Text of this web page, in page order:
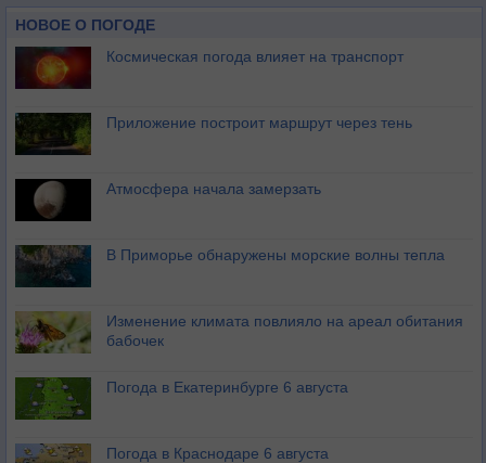
НОВОЕ О ПОГОДЕ
Космическая погода влияет на транспорт
Приложение построит маршрут через тень
Атмосфера начала замерзать
В Приморье обнаружены морские волны тепла
Изменение климата повлияло на ареал обитания
бабочек
Погода в Екатеринбурге 6 августа
Погода в Краснодаре 6 августа